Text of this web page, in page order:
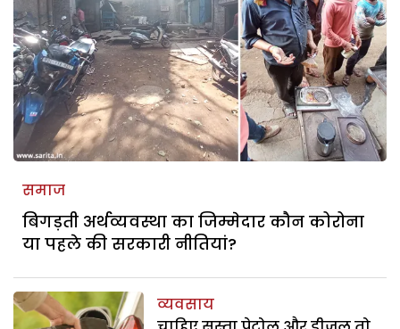
समाज
बिगड़ती अर्थव्यवस्था का जिम्मेदार कौन कोरोना
या पहले की सरकारी नीतियां?
व्यवसाय